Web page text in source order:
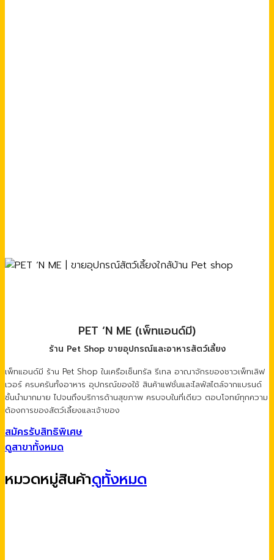
PET ‘N ME (เพ็ทแอนด์มี)
ร้าน Pet Shop ขายอุปกรณ์และอาหารสัตว์เลี้ยง
เพ็ทแอนด์มี ร้าน Pet Shop ในเครือเซ็นทรัล รีเทล อาณาจักรของชาวเพ็ทเลิฟ
เวอร์ ครบครันทั้งอาหาร อุปกรณ์ของใช้ สินค้าแฟชั่นและไลฟ์สไตล์จากแบรนด์
ชั้นนำมากมาย ไปจนถึงบริการด้านสุขภาพ ครบจบในที่เดียว ตอบโจทย์ทุกความ
ต้องการของสัตว์เลี้ยงและเจ้าของ
สมัครรับสิทธิพิเศษ
ดูสาขาทั้งหมด
หมวดหมู่สินค้าดูทั้งหมด